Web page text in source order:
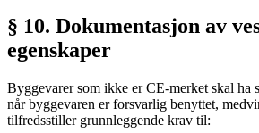
§ 10. Dokumentasjon av
egenskaper
Byggevarer som ikke er CE-merket skal ha
når byggevaren er forsvarlig benyttet,
tilfredsstiller grunnleggende krav til: